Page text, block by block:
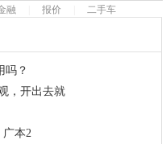
融 报价 二手车
吗？
，开出去就
广本2